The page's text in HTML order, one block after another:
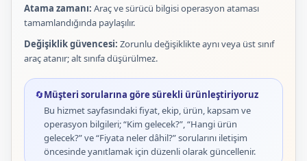
Atama zamanı: Araç ve sürücü bilgisi operasyon ataması
tamamlandığında paylaşılır.
Değişiklik güvencesi: Zorunlu değişiklikte aynı veya üst sınıf
araç atanır; alt sınıfa düşürülmez.
🔄Müşteri sorularına göre sürekli ürünleştiriyoruz
Bu hizmet sayfasındaki fiyat, ekip, ürün, kapsam ve
operasyon bilgileri; “Kim gelecek?”, “Hangi ürün
gelecek?” ve “Fiyata neler dâhil?” sorularını iletişim
öncesinde yanıtlamak için düzenli olarak güncellenir.